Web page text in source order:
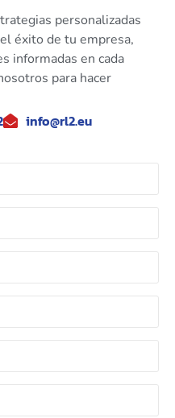
personalizadas
éxito de tu empresa,
informadas en cada
para hacer
info@rl2.eu